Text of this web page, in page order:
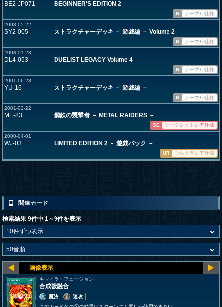
BE2-JP071 BEGINNER'S EDITION 2
N
ノーマル仕様
2003-05-22
SY2-005 ストラクチャーデッキ － 遊戯編 － Volume 2
N
ノーマル仕様
2003-01-23
DL4-053 DUELIST LEGACY Volume 4
N
ノーマル仕様
2001-06-28
YU-16 ストラクチャーデッキ － 遊戯編 －
N
ノーマル仕様
2001-02-22
ME-83 鋼鉄の襲撃者 － METAL RAIDERS －
SE
シークレットレア仕様
2000-04-01
WJ-03 LIMITED EDITION 2 － 遊戯パック －
UR ウルトラレア仕様
関連カード
検索結果 9件中 1～9件を表示
キマイラ・フュージョン
合成獣融合
魔法
速攻